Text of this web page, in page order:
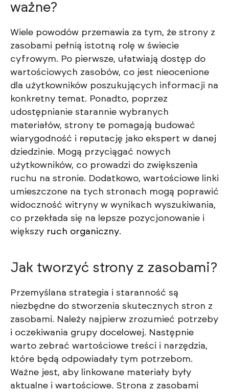
ważne?
Wiele powodów przemawia za tym, że strony z
zasobami pełnią istotną rolę w świecie
cyfrowym. Po pierwsze, ułatwiają dostęp do
wartościowych zasobów, co jest nieocenione
dla użytkowników poszukujących informacji na
konkretny temat. Ponadto, poprzez
udostępnianie starannie wybranych
materiałów, strony te pomagają budować
wiarygodność i reputację jako ekspert w danej
dziedzinie. Mogą przyciągać nowych
użytkowników, co prowadzi do zwiększenia
ruchu na stronie. Dodatkowo, wartościowe linki
umieszczone na tych stronach mogą poprawić
widoczność witryny w wynikach wyszukiwania,
co przekłada się na lepsze pozycjonowanie i
większy ruch organiczny.
Jak tworzyć strony z zasobami?
Przemyślana strategia i staranność są
niezbędne do stworzenia skutecznych stron z
zasobami. Należy najpierw zrozumieć potrzeby
i oczekiwania grupy docelowej. Następnie
warto zebrać wartościowe treści i narzędzia,
które będą odpowiadały tym potrzebom.
Ważne jest, aby linkowane materiały były
aktualne i wartościowe. Strona z zasobami